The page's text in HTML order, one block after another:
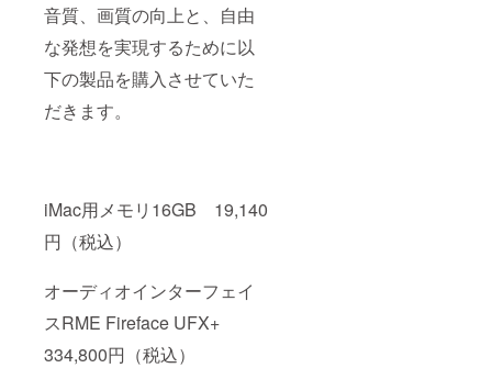
音質、画質の向上と、自由
な発想を実現するために以
下の製品を購入させていた
だきます。
iMac用メモリ16GB 19,140
円（税込）
オーディオインターフェイ
スRME Fireface UFX+
334,800円（税込）